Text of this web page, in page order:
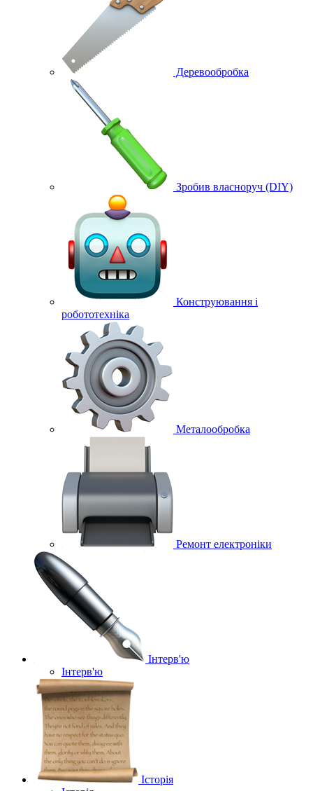
Деревообробка
Зробив власноруч (DIY)
Конструювання і
робототехніка
Металообробка
Ремонт електроніки
Інтерв'ю
Інтерв'ю
Історія